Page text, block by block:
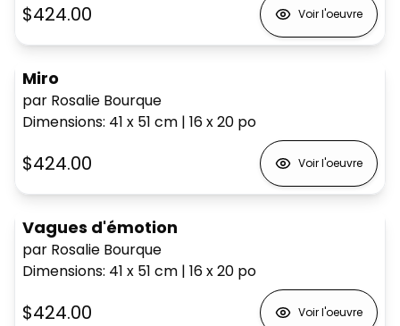
$424.00 Voir l'oeuvre
Miro
par Rosalie Bourque
Dimensions: 41 x 51 cm | 16 x 20 po
$424.00 Voir l'oeuvre
Vagues d'émotion
par Rosalie Bourque
Dimensions: 41 x 51 cm | 16 x 20 po
$424.00 Voir l'oeuvre